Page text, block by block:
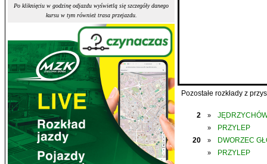
Po kliknięciu w godzinę odjazdu wyświetlą się szczegóły danego
kursu w tym również trasa przejazdu.
Pozostałe rozkłady z
2 »
»
PRZYLEP
20
» DWORZEC
» PRZYLEP